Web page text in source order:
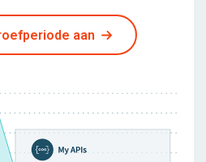
aan